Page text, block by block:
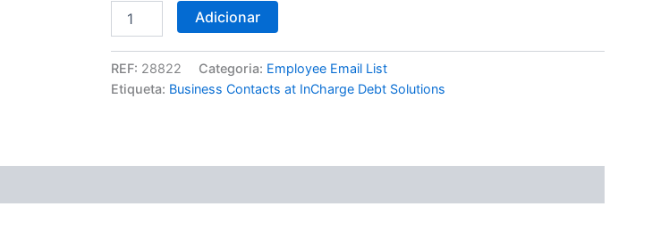
Adicionar
REF: 28822 Categoria: Employee Email List
Etiqueta: Business Contacts at InCharge Debt Solutions